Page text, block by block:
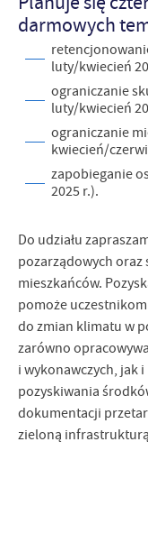
darmowych
luty/kwiecień
ograniczanie
luty/kwiecień
ograniczanie
kwiecień/
zapobieganie
2025 r.).
Do udziału
pozarządowych oraz
mieszkańców.
pomoże
do zmian klimatu w
zarówno
i wykonawczych, jak
pozyskiwania
dokumentacji
zieloną